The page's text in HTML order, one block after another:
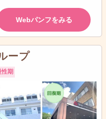
Webパンフをみる
ープ
期